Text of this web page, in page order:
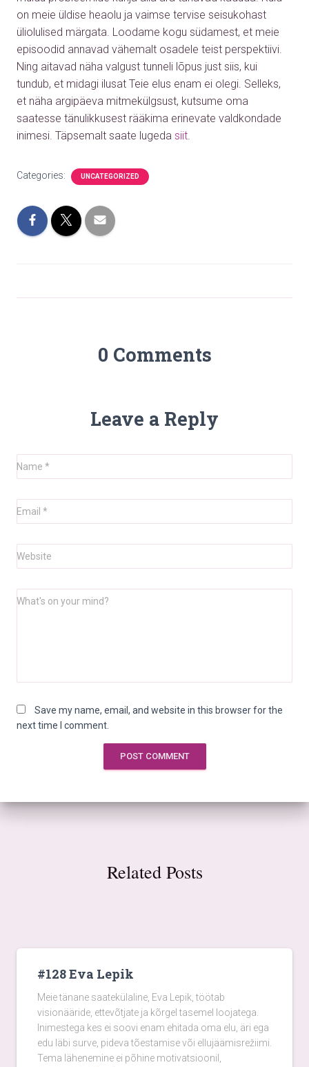
on meie üldise heaolu ja vaimse tervise seisukohast
üliolulised märgata. Loodame kogu südamest, et meie
episoodid annavad vähemalt osadele teist perspektiivi.
Ning aitavad näha valgust tunneli lõpus just siis, kui
tundub, et midagi ilusat Teie elus enam ei olegi. Selleks,
et näha argipäeva mitmekülgsust, kutsume oma
saatesse tänulikkusest rääkima erinevate valdkondade
inimesi. Täpsemalt saate lugeda siit.
Categories: UNCATEGORIZED
0 Comments
Leave a Reply
Name *
Email *
Website
What's on your mind?
Save my name, email, and website in this browser for the
next time I comment.
Related Posts
#128 Eva Lepik
Meie tänane saatekülaline, Eva Lepik, töötab
visionääride, ettevõtjate ja kõrgel tasemel loojatega.
Inimestega kes ei soovi enam ehitada oma elu, äri ega
edu läbi surve, pideva tõestamise või ellujäämisrežiimi.
Tema lähenemine ei põhine motivatsioonil,